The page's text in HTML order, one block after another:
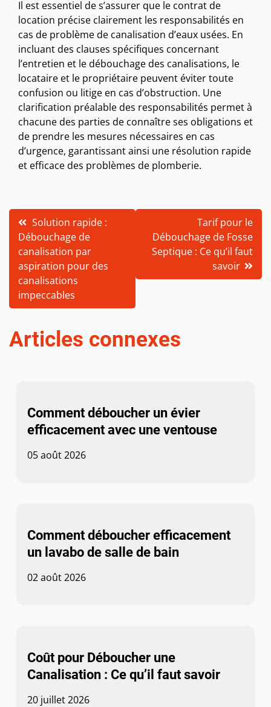
Il est essentiel de s’assurer que le contrat de
location précise clairement les responsabilités en
cas de problème de canalisation d’eaux usées. En
incluant des clauses spécifiques concernant
l’entretien et le débouchage des canalisations, le
locataire et le propriétaire peuvent éviter toute
confusion ou litige en cas d’obstruction. Une
clarification préalable des responsabilités permet à
chacune des parties de connaître ses obligations et
de prendre les mesures nécessaires en cas
d’urgence, garantissant ainsi une résolution rapide
et efficace des problèmes de plomberie.
Navigation
de
l’article
Solution rapide :
Débouchage de
canalisation par
aspiration pour des
canalisations
impeccables
Tarif pour le
Débouchage de Fosse
Septique : Ce qu’il faut
savoir
Articles connexes
Comment déboucher un évier
efficacement avec une ventouse
05 août 2026
Comment déboucher efficacement
un lavabo de salle de bain
02 août 2026
Coût pour Déboucher une
Canalisation : Ce qu’il faut savoir
20 juillet 2026